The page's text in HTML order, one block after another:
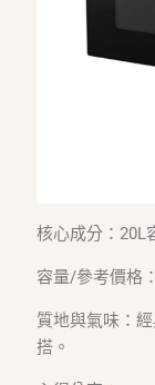
核心成分：20L
容量/參考價格
質地與氣味：
搭。